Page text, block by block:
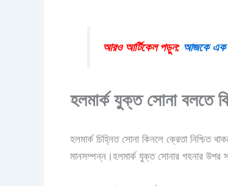
আরও আর্টিকেল পড়ুন: আজকে এক
হলমার্ক যুক্ত সোনা বলতে
হলমার্ক চিহ্নিত সোনা কিনলে ক্রেতা নিশ্চিত
মানসম্পন্ন।হলমার্ক যুক্ত সোনার গহনার উপর